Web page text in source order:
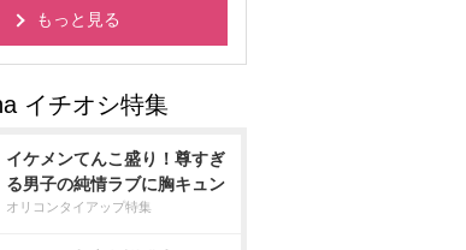
もっと見る
イケメンてんこ盛り！尊すぎ
る男子の純情ラブに胸キュン
オリコンタイアップ特集